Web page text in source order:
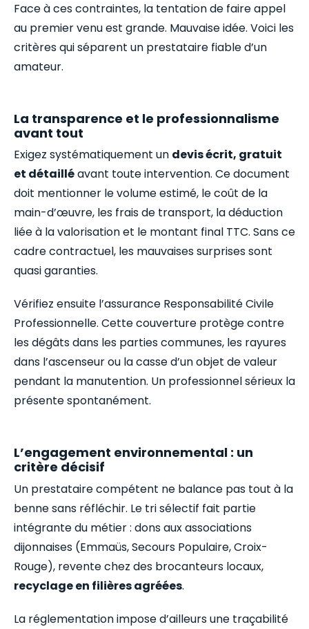
Face à ces contraintes, la tentation de faire appel
au premier venu est grande. Mauvaise idée. Voici les
critères qui séparent un prestataire fiable d’un
amateur.
La transparence et le professionnalisme
avant tout
Exigez systématiquement un devis écrit, gratuit
et détailléavant toute intervention. Ce document
doit mentionner le volume estimé, le coût de la
main-d’œuvre, les frais de transport, la déduction
liée à la valorisation et le montant final TTC. Sans ce
cadre contractuel, les mauvaises surprises sont
quasi garanties.
Vérifiez ensuite l’assurance Responsabilité Civile
Professionnelle. Cette couverture protège contre
les dégâts dans les parties communes, les rayures
dans l’ascenseur ou la casse d’un objet de valeur
pendant la manutention. Un professionnel sérieux la
présente spontanément.
L’engagement environnemental : un
critère décisif
Un prestataire compétent ne balance pas tout à la
benne sans réfléchir. Le tri sélectif fait partie
intégrante du métier : dons aux associations
dijonnaises (Emmaüs, Secours Populaire, Croix-
Rouge), revente chez des brocanteurs locaux,
recyclage en filières agréées.
La réglementation impose d’ailleurs une traçabilité